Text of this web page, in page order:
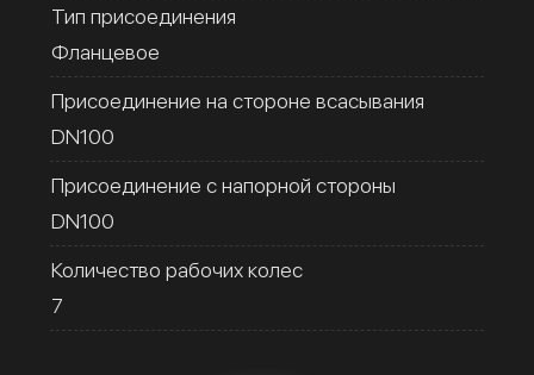
Тип присоединения
Фланцевое
Присоединение на стороне всасывания
DN100
Присоединение с напорной стороны
DN100
Количество рабочих колес
7